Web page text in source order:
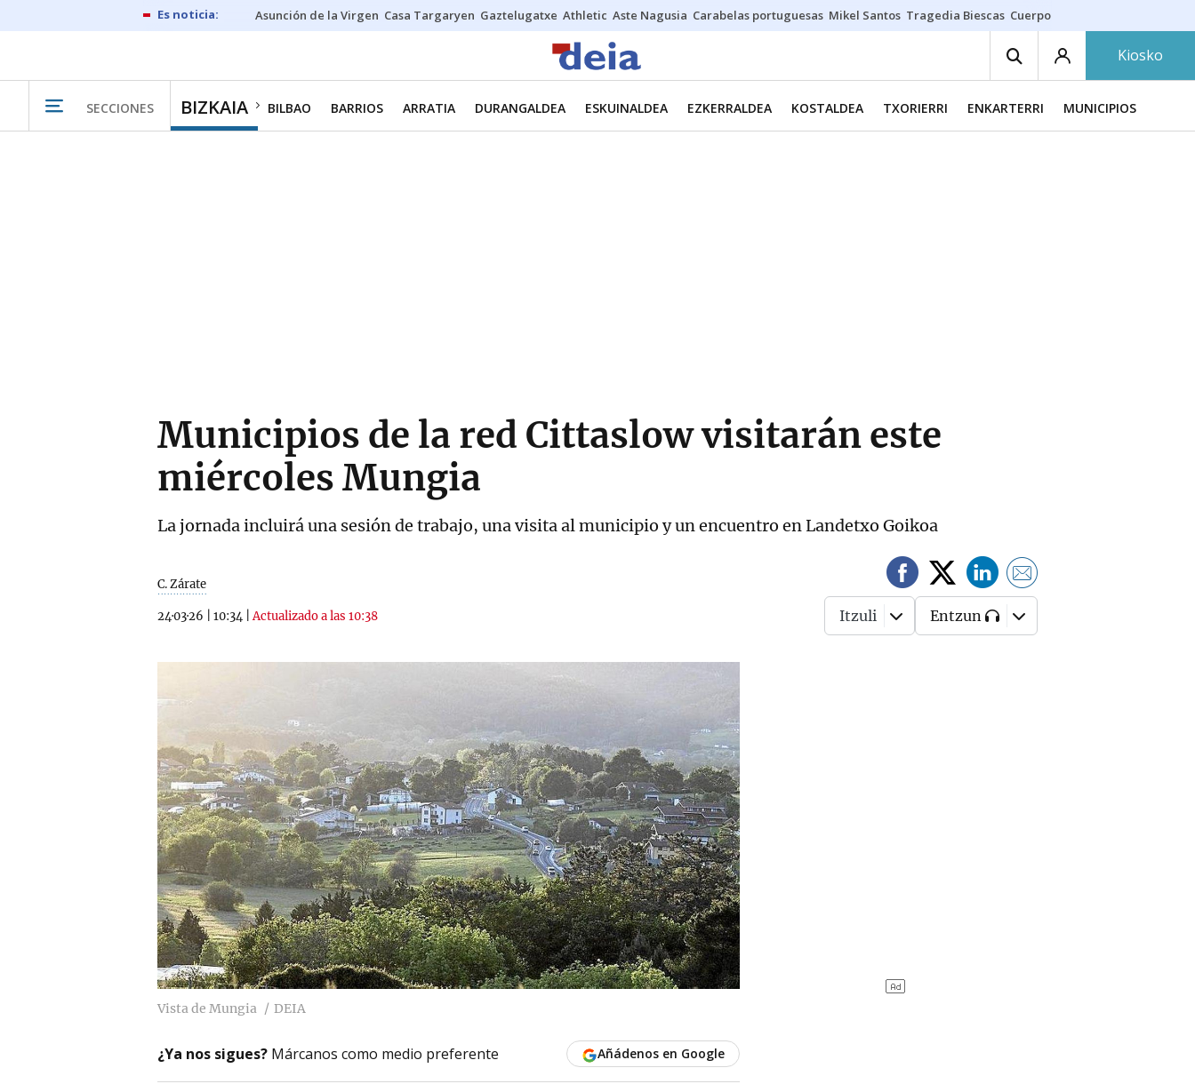
Asunción de la Virgen Casa Targaryen Gaztelugatxe Athletic Aste Nagusia Carabelas portuguesas Mikel Santos Tragedia Biescas Cuerpo ría
Kiosko
SECCIONES BIZKAIA BILBAO BARRIOS ARRATIA DURANGALDEA ESKUINALDEA EZKERRALDEA KOSTALDEA TXORIERRI ENKARTERRI MUNICIPIOS
Municipios de la red Cittaslow visitarán este
miércoles Mungia
La jornada incluirá una sesión de trabajo, una visita al municipio y un encuentro en Landetxo Goikoa
C. Zárate
24·03·26 10:34 |Actualizado a las 10:38 Itzuli Entzun
Vista de Mungia DEIA
¿Ya nos sigues? Márcanos como medio preferente Añádenos en Google